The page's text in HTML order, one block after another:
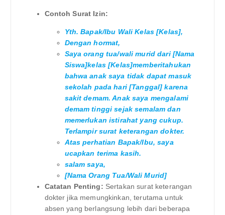
Contoh Surat Izin:
Yth. Bapak/Ibu Wali Kelas [Kelas],
Dengan hormat,
Saya orang tua/wali murid dari [Nama
Siswa]kelas [Kelas]memberitahukan
bahwa anak saya tidak dapat masuk
sekolah pada hari [Tanggal] karena
sakit demam. Anak saya mengalami
demam tinggi sejak semalam dan
memerlukan istirahat yang cukup.
Terlampir surat keterangan dokter.
Atas perhatian Bapak/Ibu, saya
ucapkan terima kasih.
salam saya,
[Nama Orang Tua/Wali Murid]
Catatan Penting: Sertakan surat keterangan
dokter jika memungkinkan, terutama untuk
absen yang berlangsung lebih dari beberapa